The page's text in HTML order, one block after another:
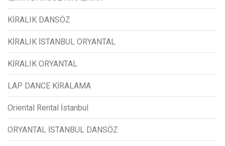
KİRALIK DANSÖZ
KİRALIK İSTANBUL ORYANTAL
KİRALIK ORYANTAL
LAP DANCE KİRALAMA
Oriental Rental İstanbul
ORYANTAL İSTANBUL DANSÖZ